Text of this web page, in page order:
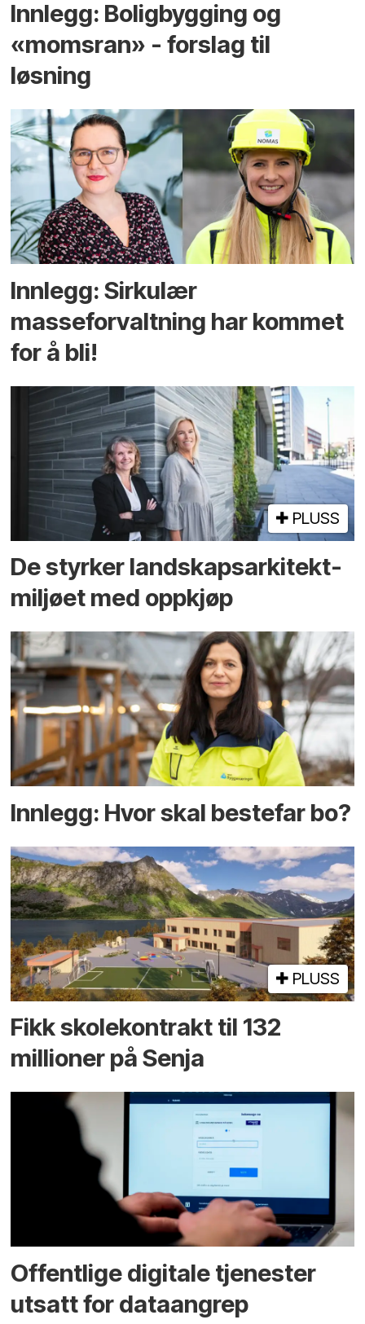
Innlegg: Boligbygging og
«momsran» - forslag til
løsning
Innlegg: Sirkulær
masseforvaltning har kommet
for å bli!
PLUSS
De styrker landskaps­arkitekt­
miljøet med oppkjøp
Innlegg: Hvor skal bestefar bo?
PLUSS
Fikk skole­kontrakt til 132
millioner på Senja
Offentlige digitale tjenester
utsatt for dataangrep